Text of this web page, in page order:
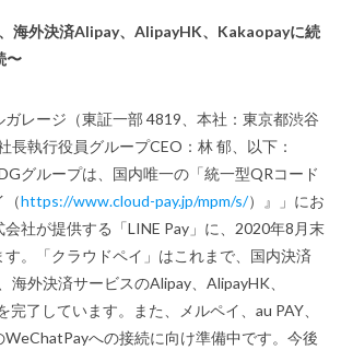
海外決済Alipay、AlipayHK、Kakaopayに続
〜
レージ（東証一部 4819、本社：東京都渋谷
長執行役員グループCEO：林 郁、以下：
グループは、国内唯一の「統一型QRコード
（https://www.cloud-pay.jp/mpm/s/）』」にお
会社が提供する「LINE Pay」に、2020年8月末
す。「クラウドペイ」はこれまで、国内決済
外決済サービスのAlipay、AlipayHK、
完了しています。また、メルペイ、au PAY、
への接続に向け準備中です。今後